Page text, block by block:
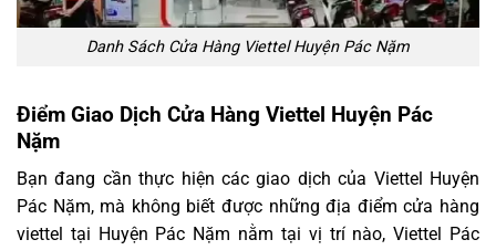
Danh Sách Cửa Hàng Viettel Huyện Pác Nặm
Điểm Giao Dịch Cửa Hàng Viettel Huyện Pác
Nặm
Bạn đang cần thực hiện các giao dịch của Viettel Huyện
Pác Nặm, mà không biết được những địa điểm cửa hàng
viettel tại Huyện Pác Nặm nằm tại vị trí nào, Viettel Pác